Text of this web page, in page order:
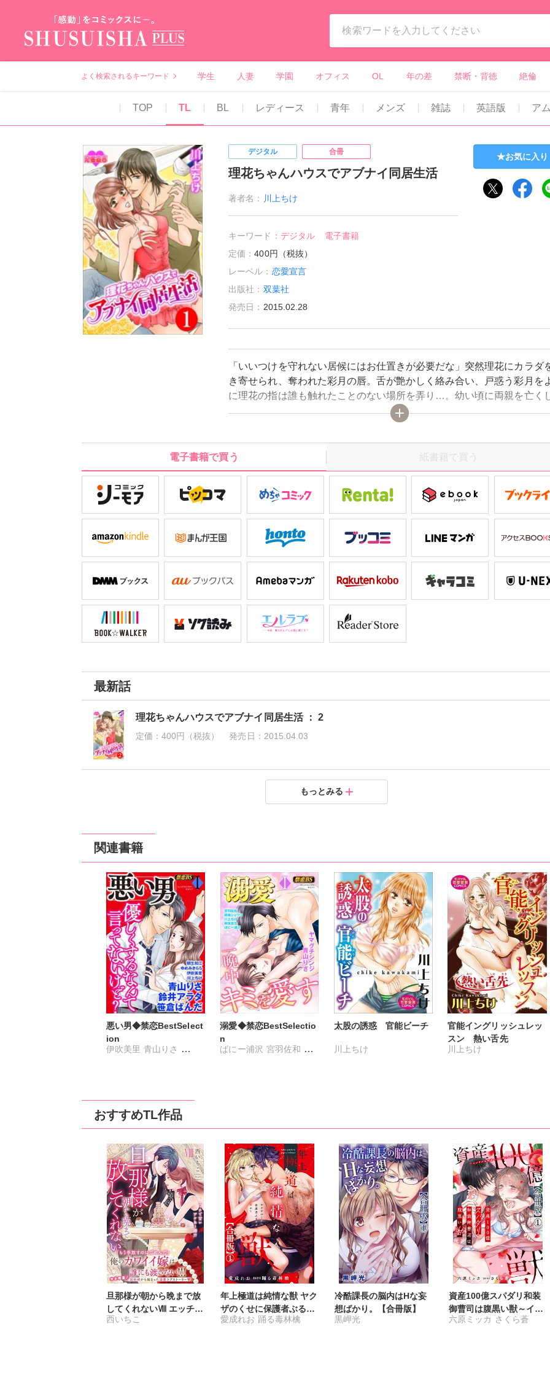
よく検索されるキーワード 学生 人妻 学園 オフィス OL 年の差 禁断・背徳 絶倫
TOP TL BL レディース 青年 メンズ 雑誌 英語版 ア
デジタル 合冊
理花ちゃんハウスでアブナイ同居生活
著者名： 川上ちけ
キーワード： デジタル
電子書籍
定価：400円（税抜）
レーベル： 恋愛宣言
出版社： 双葉社
発売日： 2015.02.28
お気に入り
「いいつけを守れない居候にはお仕置きが必要だな」突然理花にカラダ
き寄せられ、奪われた彩月の唇。舌が艶かしく絡み合い、戸惑う彩月を
に理花の指は誰も触れたことのない場所を弄り…。幼い頃に両親を亡く
祖父に育てられた彩月。祖父も亡くなり一人暮らしを始めた矢先、住ん
たアパートが火事にあい、家なし子になってしまう。『なにかあればこ
そこにいたのはボサボサの髪の毛で無精ひげ、口の悪い強面の男性で…
「同居の条件はある部屋には入らないこと」何か秘密がありそうな理花
電子書籍で買う 紙書籍で買う
最新話
理花ちゃんハウスでアブナイ同居生活 ： 2
定価：400円（税抜） 発売日： 2015.04.03
もっとみる
関連書籍
悪い男◆禁恋BestSelect
ion
伊吹美里 青山りさ
溺愛◆禁恋BestSelectio
n
ばにー浦沢 宮羽佐和
太股の誘惑 官能ビーチ
川上ちけ
官能イングリッシュレッ
スン 熱い舌先
川上ちけ
おすすめTL作品
旦那様が朝から晩まで放
してくれないⅧ エッチで
甘いワケあり婚!?
西いちこ
年上極道は純情な獣 ヤク
ザのくせに保護者ぶるの
はやめて【合冊版】
愛成れお 踊る毒林檎
冷酷課長の脳内はHな妄
想ばかり。【合冊版】
黒岬光
資産100億スパダリ和装
御曹司は腹黒い獣～イジ
ワルな指遣いから感じる
六原ミッカ さくら蒼